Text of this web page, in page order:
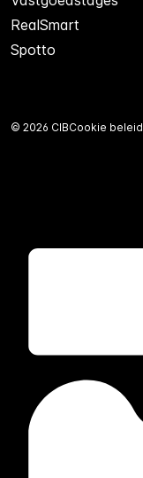
RealSmart
Spotto
© 2026 CIBCookie beleid